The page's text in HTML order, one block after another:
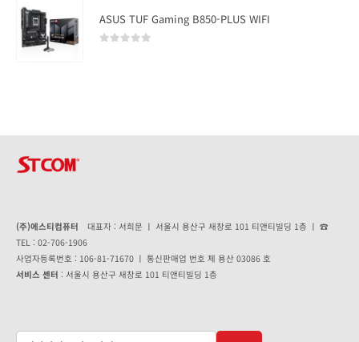
ASUS TUF Gaming B850-PLUS WIFI
(주)에스티컴퓨터 대표자 : 서희문 ㅣ 서울시 용산구 새창로 101 티앤티빌딩 1층 ㅣ ☎
TEL : 02-706-1906
사업자등록번호 : 106-81-71670 ㅣ 통신판매업 번호 제 용산 03086 호
서비스 센터 : 서울시 용산구 새창로 101 티앤티빌딩 1층